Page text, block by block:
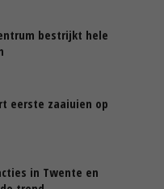
bestrijkt hele
eerste zaaiuien op
in Twente en